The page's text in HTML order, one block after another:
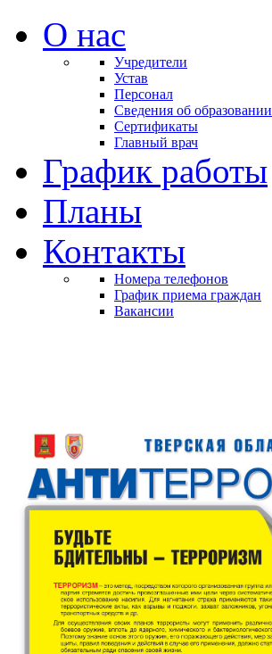
О нас
Учредители
Устав
Персонал
Сведения об образовании
Сертификаты
Главный врач
График работы
Планы
Контакты
Номера телефонов
График приема граждан
Вакансии